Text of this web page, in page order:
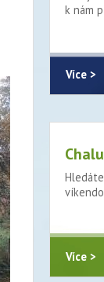
k nám
Více >
Více >